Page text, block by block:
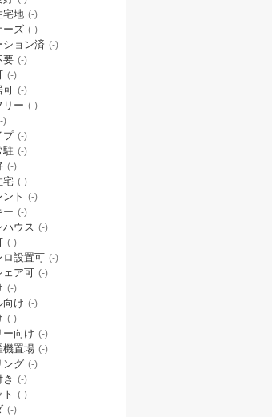
宅地 (-)
ーズ (-)
ション済 (-)
要 (-)
(-)
可 (-)
リー (-)
)
プ (-)
駐 (-)
(-)
宅 (-)
ト (-)
ー (-)
ハウス (-)
(-)
ロ設置可 (-)
ェア可 (-)
(-)
向け (-)
(-)
ー向け (-)
機置場 (-)
ング (-)
(-)
(-)
(-)